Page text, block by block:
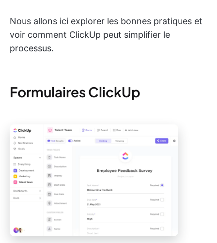
Nous allons ici explorer les bonnes pratiques et
voir comment ClickUp peut simplifier le
processus.
Formulaires ClickUp